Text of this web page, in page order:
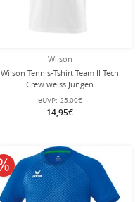
Wilson
Wilson Tennis-Tshirt Team II Tech
Crew weiss Jungen
eUVP: 25,00€
14,95€
10% reduziert